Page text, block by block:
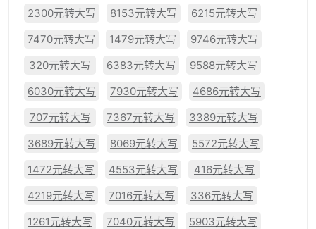
2300元转大写 8153元转大写
6215元转大写
7470元转大写
1479元转大写
9746元转大写
320元转大写
6383元转大写
9588元转大写
6030元转大写
7930元转大写
4686元转大写
707元转大写
7367元转大写
3389元转大写
3689元转大写
8069元转大写
5572元转大写
1472元转大写
4553元转大写
416元转大写
4219元转大写
7016元转大写
336元转大写
1261元转大写
7040元转大写
5903元转大写